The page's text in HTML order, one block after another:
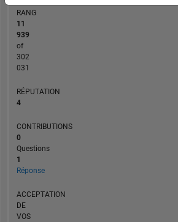
RANG
11
939
of
302
031
RÉPUTATION
4
CONTRIBUTIONS
0
Questions
1
Réponse
ACCEPTATION
DE
VOS